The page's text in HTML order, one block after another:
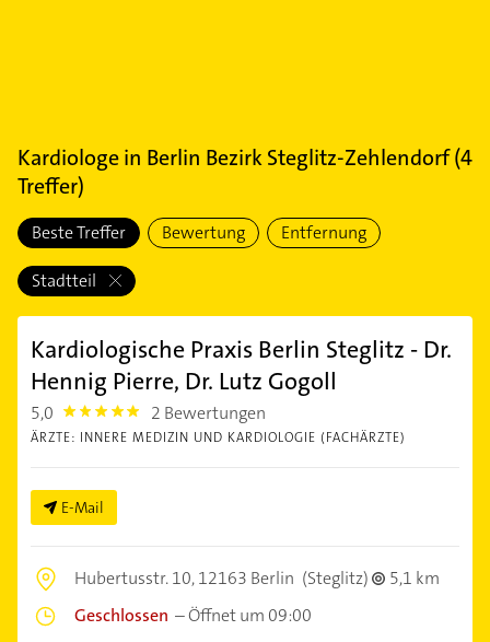
Kardiologein Berlin Bezirk Steglitz-Zehlendorf(4
Treffer)
Beste Treffer Bewertung Entfernung
Stadtteil
Kardiologische Praxis Berlin Steglitz - Dr.
Hennig Pierre, Dr. Lutz Gogoll
5,0 5.0 2 Bewertungen
ÄRZTE: INNERE MEDIZIN UND KARDIOLOGIE (FACHÄRZTE)
E-Mail
Hubertusstr. 10,12163 Berlin (Steglitz)
5,1 km
Geschlossen –Öffnet um 09:00